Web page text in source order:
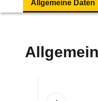
Allgemeine Daten